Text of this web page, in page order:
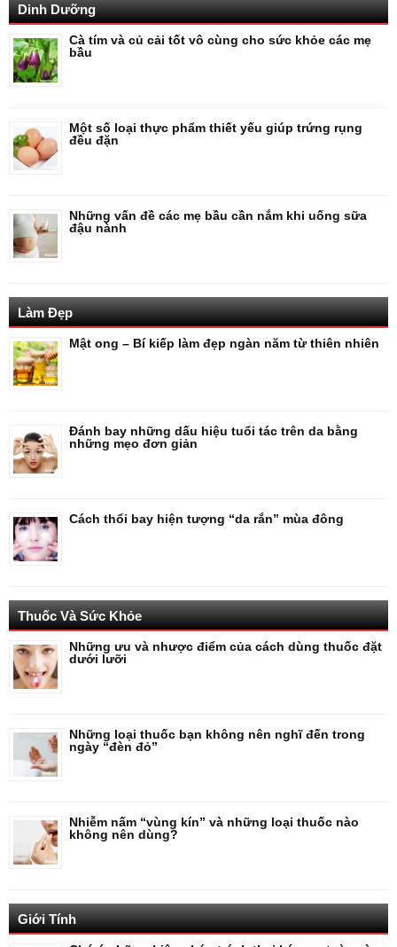
Dinh Dưỡng
Cà tím và củ cải tốt vô cùng cho sức khỏe các mẹ
bầu
Một số loại thực phẩm thiết yếu giúp trứng rụng
đều đặn
Những vấn đề các mẹ bầu cần nắm khi uống sữa
đậu nành
Làm Đẹp
Mật ong – Bí kiếp làm đẹp ngàn năm từ thiên nhiên
Đánh bay những dấu hiệu tuổi tác trên da bằng
những mẹo đơn giản
Cách thổi bay hiện tượng “da rắn” mùa đông
Thuốc Và Sức Khỏe
Những ưu và nhược điểm của cách dùng thuốc đặt
dưới lưỡi
Những loại thuốc bạn không nên nghĩ đến trong
ngày “đèn đỏ”
Nhiễm nấm “vùng kín” và những loại thuốc nào
không nên dùng?
Giới Tính